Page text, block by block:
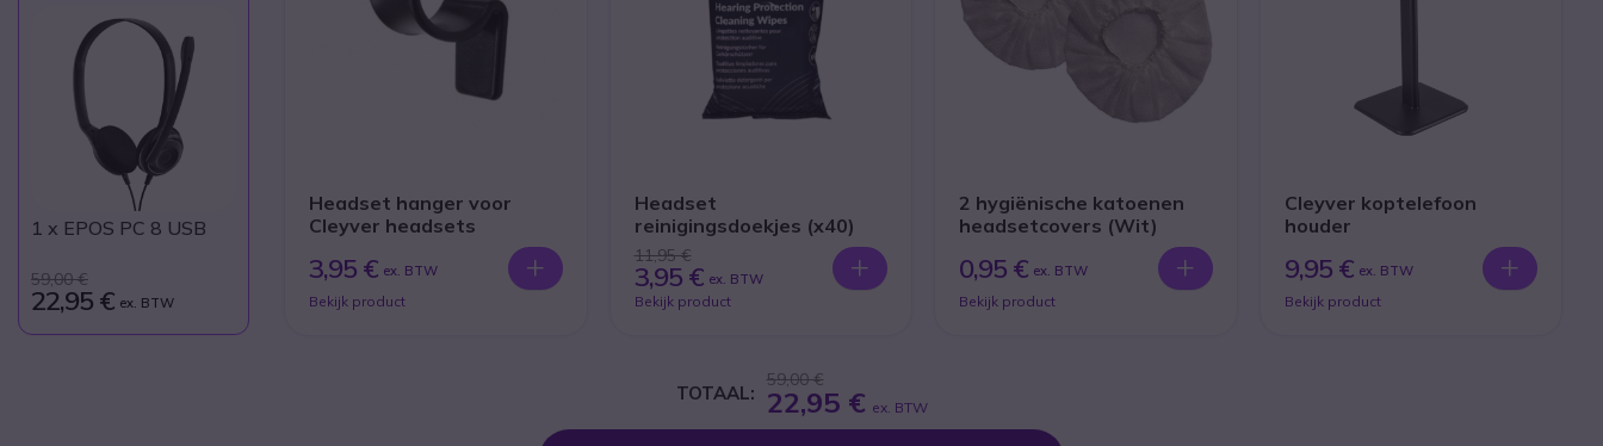
1 x EPOS PC 8 USB
59,00 €
22,95 € ex. BTW
Headset hanger voor
Cleyver headsets
3,95 € ex. BTW
Bekijk product
Headset
reinigingsdoekjes (x40)
11,95 €
3,95 € ex. BTW
Bekijk product
2 hygiënische katoenen
headsetcovers (Wit)
0,95 € ex. BTW
Bekijk product
Cleyver koptelefoon
houder
9,95 € ex. BTW
Bekijk product
TOTAAL:
59,00 €
22,95 € ex. BTW